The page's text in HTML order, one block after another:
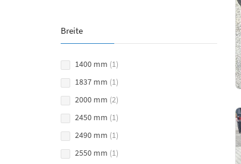
Breite
1400 mm (1)
1837 mm (1)
2000 mm (2)
2450 mm (1)
2490 mm (1)
2550 mm (1)